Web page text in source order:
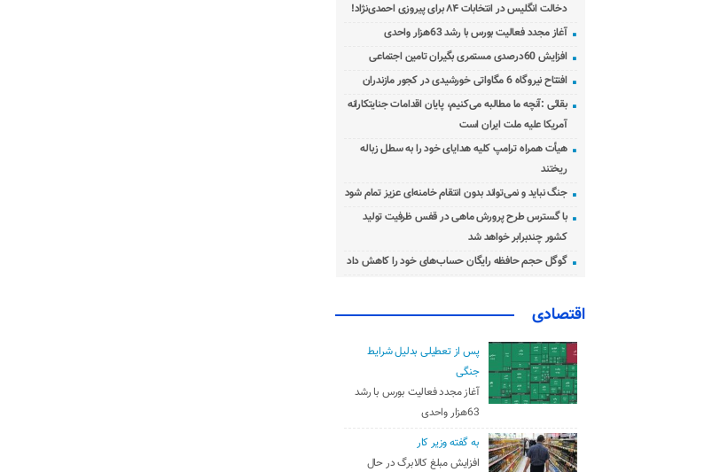
دخالت انگلیس در انتخابات ۸۴ برای پیروزی احمدی‌نژاد!
آغاز مجدد فعالیت بورس با رشد 63هزار واحدی
افزایش 60درصدی مستمری بگیران تامین اجتماعی
افتتاح نیروگاه 6 مگاواتی خورشیدی در کجور مازندران
بقائی :آنچه ما مطالبه می‌کنیم، پایان اقدامات جنایتکارانه
آمریکا علیه ملت ایران است
هیأت همراه ترامپ کلیه هدایای خود را به سطل زباله
ریختند
جنگ نباید و نمی‌تواند بدون انتقام خامنه‌ای عزیز تمام شود
با گسترس طرح پرورش ماهی در قفس ظرفیت تولید
کشور چندبرابر خواهد شد
گوگل حجم حافظه رایگان حساب‌های خود را کاهش داد
اقتصادی
پس از تعطیلی بدلیل شرایط
جنگی
آغاز مجدد فعالیت بورس با رشد
63هزار واحدی
به گفته وزیر کار
افزایش مبلغ کالابرگ در حال